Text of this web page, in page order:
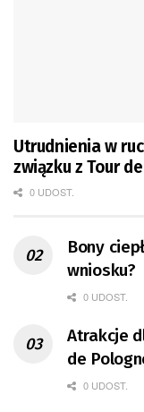
Utrudnienia w
związku z Tour
0 UDOST.
Bony
wniosku?
0 UDOST.
Atrakcje
de
0 UDOST.